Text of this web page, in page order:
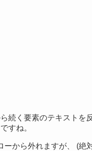
続く要素のテキストを
すね。
から外れますが、 (絶